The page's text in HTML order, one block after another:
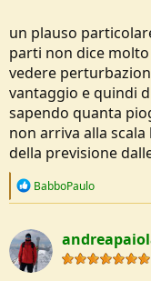
un plauso
parti non dice
vedere
vantaggio e quindi
sapendo quanta
non arriva alla
della previsione
R
c
t
i
o
BabboPaulo